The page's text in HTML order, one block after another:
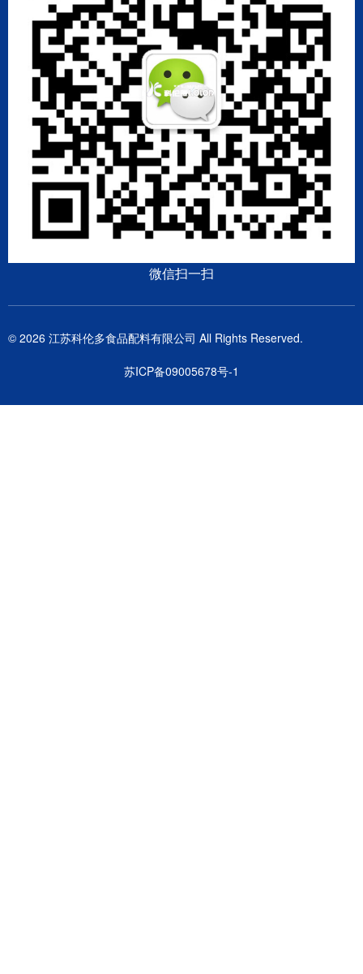
微信扫一扫
© 2026 江苏科伦多食品配料有限公司 All Rights Reserved.
苏ICP备09005678号-1